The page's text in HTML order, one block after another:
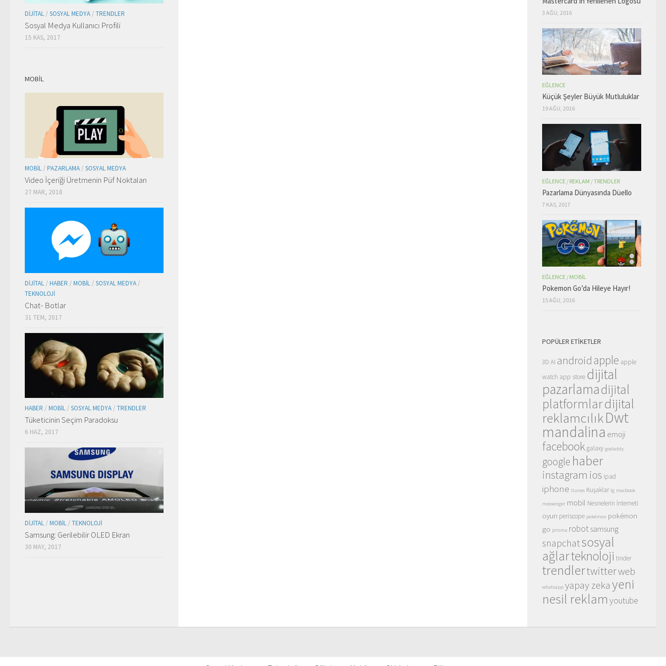
DIJITAL / SOSYAL MEDYA / TRENDLER
Sosyal Medya Kullanıcı Profili
15 KAS, 2017
MOBIL
MOBIL / PAZARLAMA / SOSYAL MEDYA
Video İçeriği Üretmenin Püf Noktaları
27 MAR, 2018
DIJITAL / HABER / MOBIL / SOSYAL MEDYA /
TEKNOLOJI
Chat- Botlar
31 TEM, 2017
HABER / MOBIL/ SOSYAL MEDYA/ TRENDLER
Tüketicinin Seçim Paradoksu
6 HAZ, 2017
DIJITAL / MOBIL / TEKNOLOJI
Samsung: Gerilebilir OLED Ekran
30 MAY, 2017
3 AĞU, 2016
EĞLENCE
Küçük Şeyler Büyük Mutluluklar
19 AĞU, 2016
EĞLENCE / REKLAM /TRENDLER
Pazarlama Dünyasında Düello
7 KAS, 2017
EĞLENCE / MOBIL
Pokemon Go’da Hileye Hayır!
15 AĞU, 2016
POPÜLER ETIKETLER
3D AI android apple apple
watch app store dijital
pazarlamadijital
platformlardijital
reklamcılıkDwt
mandalina emoji
facebookgalaxy godaddy
google haber
instagram ios ipad
iphone itunes Kuşaklar lg macbook
messenger mobil Nesnelerin İnterneti
oyun periscope pokémon pokémon
go prisma robot samsung
snapchatsosyal
ağlarteknoloji tinder
trendlertwitterweb
whatsapp yapay zekayeni
nesil reklam youtube